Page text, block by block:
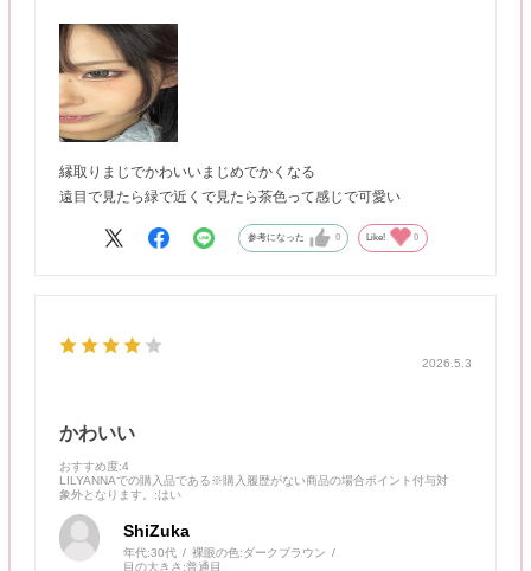
縁取りまじでかわいいまじめでかくなる
遠目で見たら緑で近くで見たら茶色って感じで可愛い
参考になった 0 Like! 0
2026.5.3
かわいい
おすすめ度:4
LILYANNAでの購入品である※購入履歴がない商品の場合ポイント付与対
象外となります。
:はい
ShiZuka
年代:30代 裸眼の色:ダークブラウン
目の大きさ:普通目